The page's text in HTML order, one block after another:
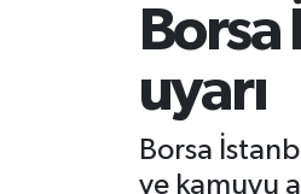
uyarı
Borsa
ve kamuyu
Halka Arzlar
Ekonomi
Tüm Manşetler
Son Dakika Haberleri
Haber Arşivi